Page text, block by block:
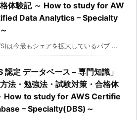
体験記 ～ How to study for AW
Data Analytics – Specialty
は今最もシェアを拡大しているパブ ...
認定 データベース – 専門知識」
法・勉強法・試験対策・合格体
How to study for AWS Certifie
– Specialty(DBS)～